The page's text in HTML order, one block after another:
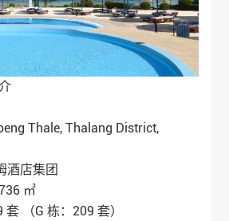
Thale, Thalang District,
酒店集团
㎡
套 （G 栋：209 套）